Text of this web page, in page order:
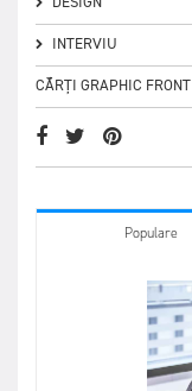
INTERVIU
CĂRȚI GRAPHIC FRONT
Populare